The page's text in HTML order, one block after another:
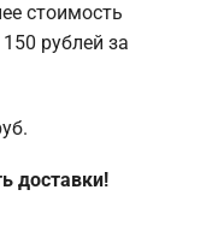
стоимость
рублей за
доставки!